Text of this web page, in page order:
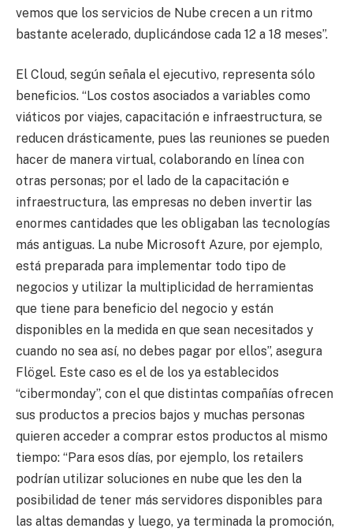
vemos que los servicios de Nube crecen a un ritmo
bastante acelerado, duplicándose cada 12 a 18 meses”.
El Cloud, según señala el ejecutivo, representa sólo
beneficios. “Los costos asociados a variables como
viáticos por viajes, capacitación e infraestructura, se
reducen drásticamente, pues las reuniones se pueden
hacer de manera virtual, colaborando en línea con
otras personas; por el lado de la capacitación e
infraestructura, las empresas no deben invertir las
enormes cantidades que les obligaban las tecnologías
más antiguas. La nube Microsoft Azure, por ejemplo,
está preparada para implementar todo tipo de
negocios y utilizar la multiplicidad de herramientas
que tiene para beneficio del negocio y están
disponibles en la medida en que sean necesitados y
cuando no sea así, no debes pagar por ellos”, asegura
Flögel. Este caso es el de los ya establecidos
“cibermonday”, con el que distintas compañías ofrecen
sus productos a precios bajos y muchas personas
quieren acceder a comprar estos productos al mismo
tiempo: “Para esos días, por ejemplo, los retailers
podrían utilizar soluciones en nube que les den la
posibilidad de tener más servidores disponibles para
las altas demandas y luego, ya terminada la promoción,